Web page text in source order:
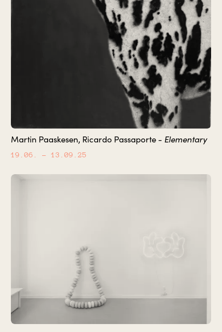
Martin Paaskesen, Ricardo Passaporte - Elementary
19.06. – 13.09.25